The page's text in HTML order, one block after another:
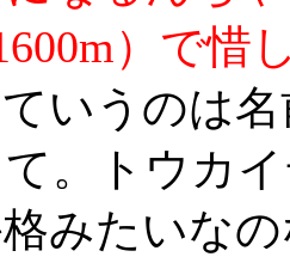
）で惜
ていうのは
。トウカ
みたいな